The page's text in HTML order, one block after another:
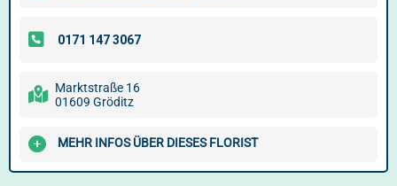
Marktstraße 16
01609 Gröditz
MEHR INFOS ÜBER DIESES FLORIST